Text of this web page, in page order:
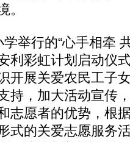
。
行的“心手相牵
利彩虹计划启动仪
开展关爱农民工子
持，加大活动宣传
志愿者的优势，根
式的关爱志愿服务